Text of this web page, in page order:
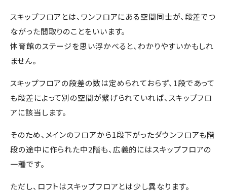
スキップフロアとは、ワンフロアにある空間同士が、段差でつ
ながった間取りのことをいいます。
体育館のステージを思い浮かべると、わかりやすいかもしれ
ません。
スキップフロアの段差の数は定められておらず、 1段であって
も段差によって別の空間が繋げられていれば、スキップフロ
アに該当します。
そのため、メインのフロアから1段下がったダウンフロアも階
段の途中に作られた中2階も、広義的にはスキップフロアの
一種です。
ただし、ロフトはスキップフロアとは少し異なります。